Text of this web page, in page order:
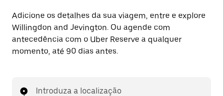
Adicione os detalhes da sua viagem, entre e explore
Willingdon and Jevington. Ou agende com
antecedência com o Uber Reserve a qualquer
momento, até 90 dias antes.
Introduza a localização